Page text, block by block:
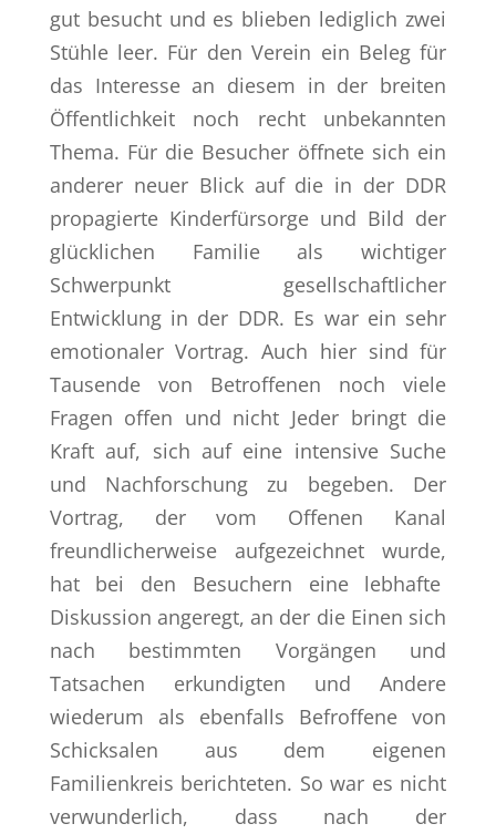
gut besucht und es blieben lediglich zwei
Stühle leer. Für den Verein ein Beleg für
das Interesse an diesem in der breiten
Öffentlichkeit noch recht unbekannten
Thema. Für die Besucher öffnete sich ein
anderer neuer Blick auf die in der DDR
propagierte Kinderfürsorge und Bild der
glücklichen Familie als wichtiger
Schwerpunkt gesellschaftlicher
Entwicklung in der DDR. Es war ein sehr
emotionaler Vortrag. Auch hier sind für
Tausende von Betroffenen noch viele
Fragen offen und nicht Jeder bringt die
Kraft auf, sich auf eine intensive Suche
und Nachforschung zu begeben. Der
Vortrag, der vom Offenen Kanal
freundlicherweise aufgezeichnet wurde,
hat bei den Besuchern eine lebhafte
Diskussion angeregt, an der die Einen sich
nach bestimmten Vorgängen und
Tatsachen erkundigten und Andere
wiederum als ebenfalls Befroffene von
Schicksalen aus dem eigenen
Familienkreis berichteten. So war es nicht
verwunderlich, dass nach der